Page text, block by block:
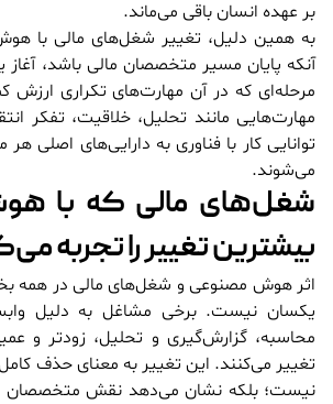
بر عهده انسان باقی می‌ماند.
به همین دلیل، تغییر شغل‌های مالی با
آنکه پایان مسیر متخصصان مالی باشد،
مرحله‌ای که در آن مهارت‌های تکراری ارزش
مهارت‌هایی مانند تحلیل، خلاقیت، تفکر
توانایی کار با فناوری به دارایی‌های اصلی
می‌شوند.
شغل‌های مالی که با
بیشترین تغییر را تجربه
اثر هوش مصنوعی و شغل‌های مالی در همه
یکسان نیست. برخی مشاغل به دلیل
محاسبه، گزارش‌گیری و تحلیل، زودتر و
تغییر می‌کنند. این تغییر به معنای حذف
نیست؛ بلکه نشان می‌دهد نقش متخصصان